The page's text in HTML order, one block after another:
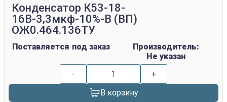
Конденсатор К53-18-
16В-3,3мкф-10%-В (ВП)
ОЖ0.464.136ТУ
Поставляется под заказ
Производитель:
Не указан
-
+
В корзину